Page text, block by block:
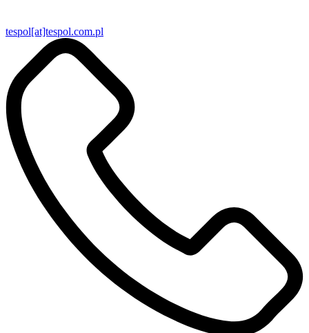
tespol[at]tespol.com.pl